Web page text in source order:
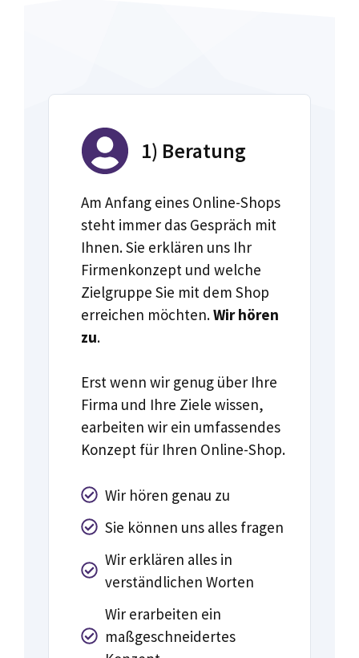
1) Beratung
Am Anfang eines Online-Shops
steht immer das Gespräch mit
Ihnen. Sie erklären uns Ihr
Firmenkonzept und welche
Zielgruppe Sie mit dem Shop
erreichen möchten.Wir hören
zu.
Erst wenn wir genug über Ihre
Firma und Ihre Ziele wissen,
earbeiten wir ein umfassendes
Konzept für Ihren Online-Shop.
Wir hören genau zu
Sie können uns alles fragen
Wir erklären alles in
verständlichen Worten
Wir erarbeiten ein
maßgeschneidertes